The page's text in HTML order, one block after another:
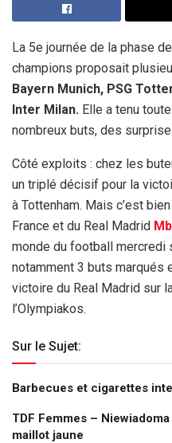
La 5e journée de la phase
champions proposait
Bayern Munich, PSG
Inter Milan. Elle a tenu
nombreux buts, des
Côté exploits : chez les
un triplé décisif pour la
à Tottenham. Mais c’est
France et du Real Madrid
monde du football mercredi
notamment 3 buts marqués
victoire du Real Madrid sur
l’Olympiakos.
Sur le Sujet:
Barbecues et cigarettes
TDF Femmes –
maillot jaune